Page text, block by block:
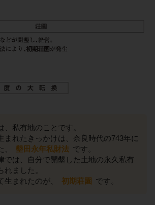
、私有地のことです。
まれたきっかけは、奈良時代の743年に
、
墾田永年私財法 です。
では、自分で開墾した土地の永久私有
れました。
生まれたのが、
初期荘園 です。